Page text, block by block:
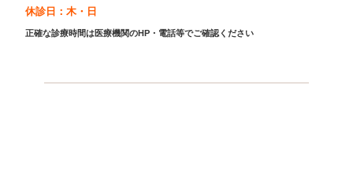
休診日：木・日
正確な診療時間は医療機関のHP・電話等でご確認ください